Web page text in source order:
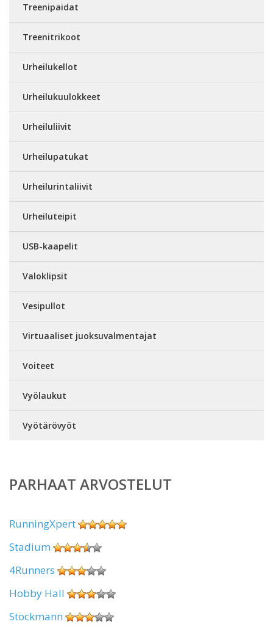
Treenipaidat
Treenitrikoot
Urheilukellot
Urheilukuulokkeet
Urheiluliivit
Urheilupatukat
Urheilurintaliivit
Urheiluteipit
USB-kaapelit
Valoklipsit
Vesipullot
Virtuaaliset juoksuvalmentajat
Voiteet
Vyölaukut
Vyötärövyöt
PARHAAT ARVOSTELUT
RunningXpert
Stadium
4Runners
Hobby Hall
Stockmann